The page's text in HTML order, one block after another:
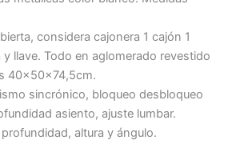
considera cajonera 1 cajón 1
llave. Todo en aglomerado revestido
40x50x74,5cm.
sincrónico, bloqueo desbloqueo
asiento, ajuste lumbar.
altura y ángulo.